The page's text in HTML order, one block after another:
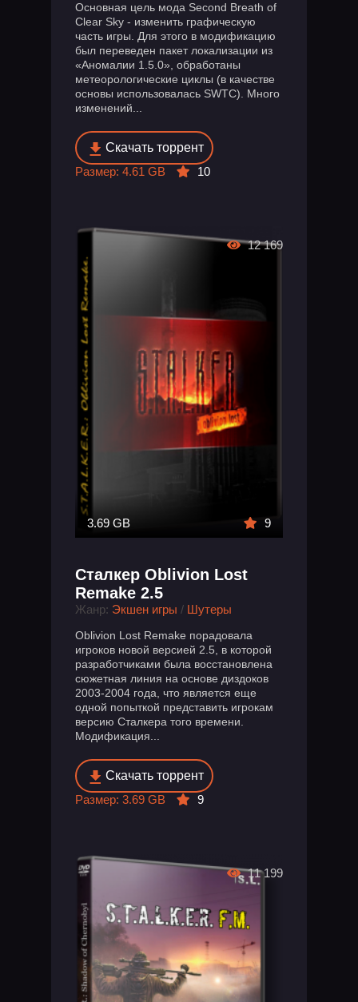
Основная цель мода Second Breath of
Clear Sky - изменить графическую
часть игры. Для этого в модификацию
был переведен пакет локализации из
«Аномалии 1.5.0», обработаны
метеорологические циклы (в качестве
основы использовалась SWTC). Много
изменений...
Скачать торрент
Размер: 4.61 GB
10
3.69 GB 9
Сталкер Oblivion Lost
Remake 2.5
Жанр: Экшен игры / Шутеры
Oblivion Lost Remake порадовала
игроков новой версией 2.5, в которой
разработчиками была восстановлена
сюжетная линия на основе диздоков
2003-2004 года, что является еще
одной попыткой представить игрокам
версию Сталкера того времени.
Модификация...
Скачать торрент
Размер: 3.69 GB
9
12 169
11 199